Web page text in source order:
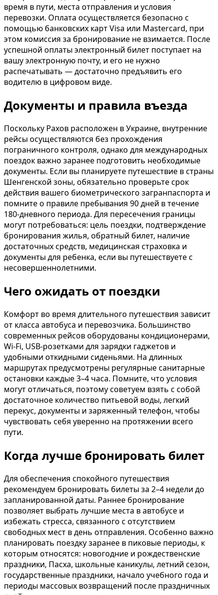
время в пути, места отправления и условия
перевозки. Оплата осуществляется безопасно с
помощью банковских карт Visa или Mastercard, при
этом комиссия за бронирование не взимается. После
успешной оплаты электронный билет поступает на
вашу электронную почту, и его не нужно
распечатывать — достаточно предъявить его
водителю в цифровом виде.
Документы и правила въезда
Поскольку Рахов расположен в Украине, внутренние
рейсы осуществляются без прохождения
пограничного контроля, однако для международных
поездок важно заранее подготовить необходимые
документы. Если вы планируете путешествие в страны
Шенгенской зоны, обязательно проверьте срок
действия вашего биометрического загранпаспорта и
помните о правиле пребывания 90 дней в течение
180-дневного периода. Для пересечения границы
могут потребоваться: цель поездки, подтверждение
бронирования жилья, обратный билет, наличие
достаточных средств, медицинская страховка и
документы для ребенка, если вы путешествуете с
несовершеннолетними.
Чего ожидать от поездки
Комфорт во время длительного путешествия зависит
от класса автобуса и перевозчика. Большинство
современных рейсов оборудованы кондиционерами,
Wi-Fi, USB-розетками для зарядки гаджетов и
удобными откидными сиденьями. На длинных
маршрутах предусмотрены регулярные санитарные
остановки каждые 3–4 часа. Помните, что условия
могут отличаться, поэтому советуем взять с собой
достаточное количество питьевой воды, легкий
перекус, документы и заряженный телефон, чтобы
чувствовать себя уверенно на протяжении всего
пути.
Когда лучше бронировать билет
Для обеспечения спокойного путешествия
рекомендуем бронировать билеты за 2–4 недели до
запланированной даты. Раннее бронирование
позволяет выбрать лучшие места в автобусе и
избежать стресса, связанного с отсутствием
свободных мест в день отправления. Особенно важно
планировать поездку заранее в пиковые периоды, к
которым относятся: новогодние и рождественские
праздники, Пасха, школьные каникулы, летний сезон,
государственные праздники, начало учебного года и
периоды массовых возвращений после праздничных